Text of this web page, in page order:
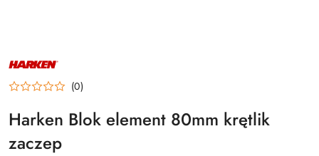
NAZWA
PRODUCENTA:
HARKEN (0)
Harken Blok element 80mm krętlik
zaczep